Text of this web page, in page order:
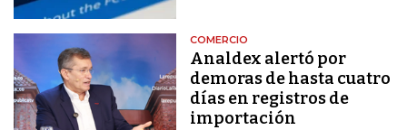
COMERCIO
Analdex alertó por
demoras de hasta cuatro
días en registros de
importación